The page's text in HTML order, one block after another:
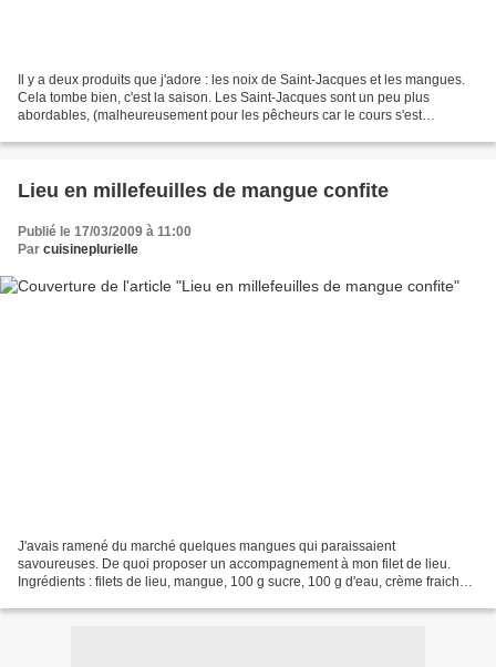
Il y a deux produits que j'adore : les noix de Saint-Jacques et les mangues.
Cela tombe bien, c'est la saison. Les Saint-Jacques sont un peu plus
abordables, (malheureusement pour les pêcheurs car le cours s'est
Lieu en millefeuilles de mangue confite
Publié le 17/03/2009 à 11:00
Par cuisineplurielle
J'avais ramené du marché quelques mangues qui paraissaient
savoureuses. De quoi proposer un accompagnement à mon filet de lieu.
Ingrédients : filets de lieu, mangue, 100 g sucre, 100 g d'eau, crème fraiche,